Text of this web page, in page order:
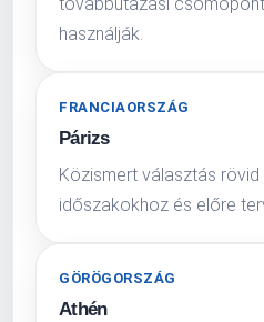
használják.
FRANCIAORSZÁG
Párizs
Közismert választás
időszakokhoz és előre
GÖRÖGORSZÁG
Athén